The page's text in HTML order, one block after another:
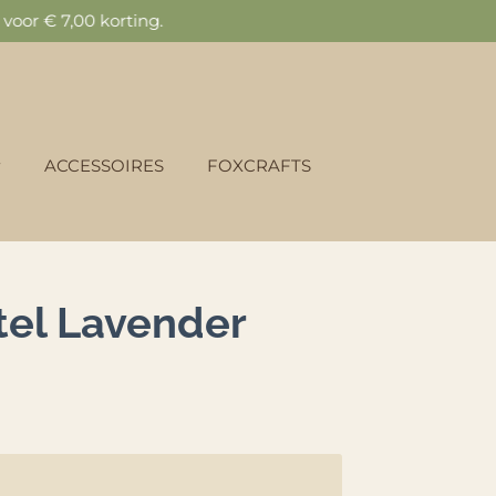
€ 7,00 korting.
ACCESSOIRES FOXCRAFTS
Lavender